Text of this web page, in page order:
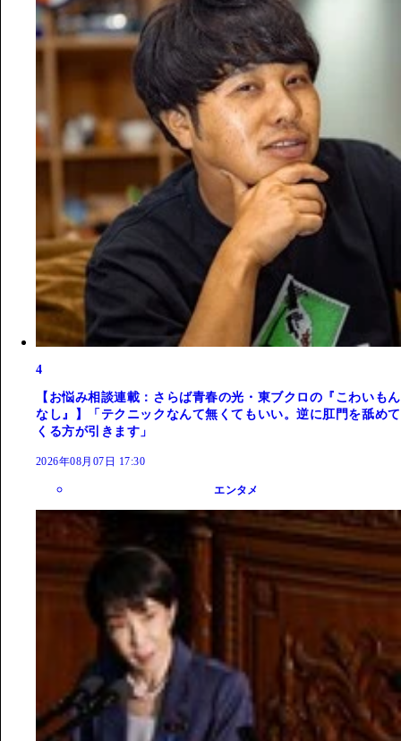
4
【お悩み相談連載：さらば青春の光・東ブクロの『こわいもん
なし』】「テクニックなんて無くてもいい。逆に肛門を舐めて
くる方が引きます」
2026年08月07日 17:30
エンタメ